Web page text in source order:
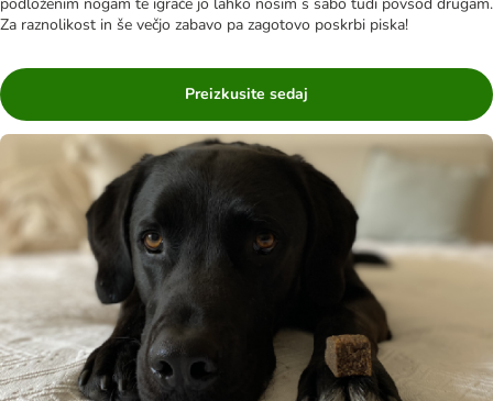
Za raznolikost in še večjo zabavo pa zagotovo poskrbi piska!
Preizkusite sedaj